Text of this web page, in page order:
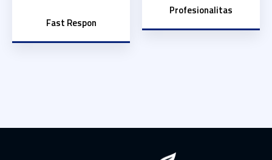
Fast Respon
Profesionalitas